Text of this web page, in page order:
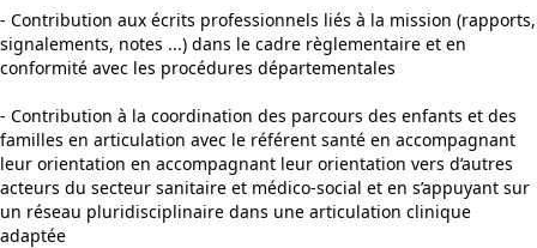
- Contribution aux écrits professionnels liés à la mission (rapports,
signalements, notes ...) dans le cadre règlementaire et en
conformité avec les procédures départementales
- Contribution à la coordination des parcours des enfants et des
familles en articulation avec le référent santé en accompagnant
leur orientation en accompagnant leur orientation vers d’autres
acteurs du secteur sanitaire et médico-social et en s’appuyant sur
un réseau pluridisciplinaire dans une articulation clinique
adaptée